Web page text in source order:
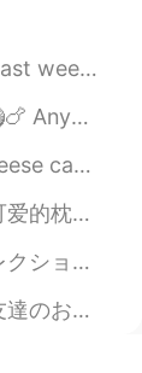
soft moon setti...
went to an Ita...
cheese 2 ...
so I gave her a c...
ってないです。日本語を学び...
信は自分で育てるものだと言わ...